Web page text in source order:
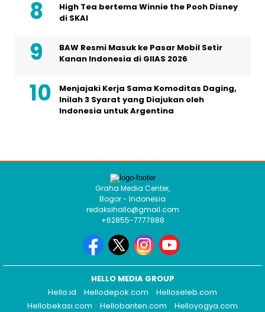
High Tea bertema Winnie the Pooh Disney
di SKAI
BAW Resmi Masuk ke Pasar Mobil Setir
Kanan Indonesia di GIIAS 2026
Menjajaki Kerja Sama Komoditas Daging,
Inilah 3 Syarat yang Diajukan oleh
Indonesia untuk Argentina
Graha Media Center,
Bogor - Indonesia
redaksihallo@gmail.com
+62855-7777888
HELLO MEDIA GROUP
Hello.id
Hellodepok.com
Helloseleb.com
Hellobekasi.com
Hellobanten.com
Helloyogya.com